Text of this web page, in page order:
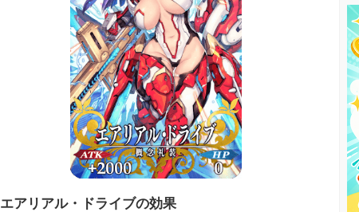
エアリアル・ドライブの効果